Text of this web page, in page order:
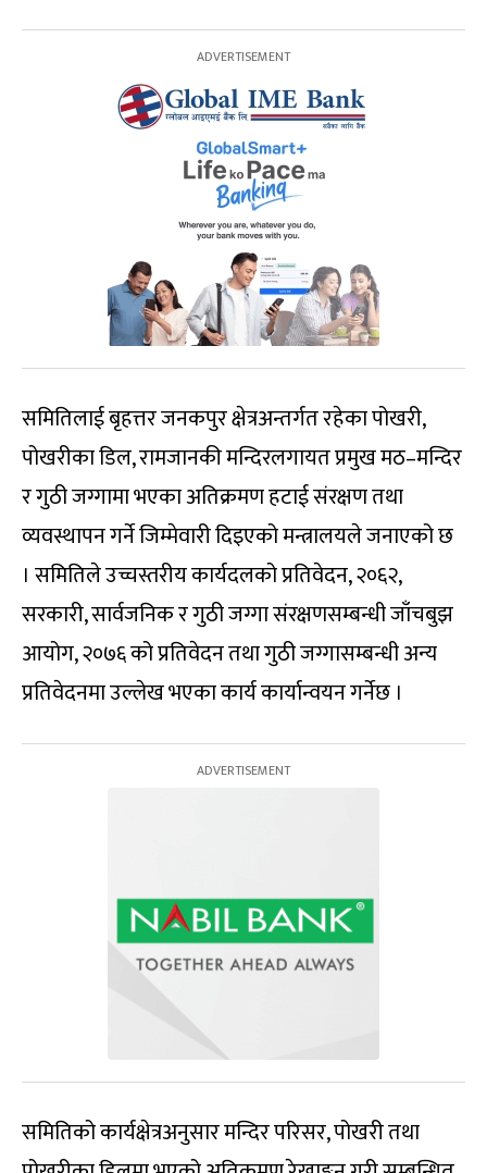
समितिलाई बृहत्तर जनकपुर क्षेत्रअन्तर्गत रहेका पोखरी,
पोखरीका डिल, रामजानकी मन्दिरलगायत प्रमुख मठ–मन्दिर
र गुठी जग्गामा भएका अतिक्रमण हटाई संरक्षण तथा
व्यवस्थापन गर्ने जिम्मेवारी दिइएको मन्त्रालयले जनाएको छ
। समितिले उच्चस्तरीय कार्यदलको प्रतिवेदन, २०६२,
सरकारी, सार्वजनिक र गुठी जग्गा संरक्षणसम्बन्धी जाँचबुझ
आयोग, २०७६ को प्रतिवेदन तथा गुठी जग्गासम्बन्धी अन्य
प्रतिवेदनमा उल्लेख भएका कार्य कार्यान्वयन गर्नेछ ।
समितिको कार्यक्षेत्रअनुसार मन्दिर परिसर, पोखरी तथा